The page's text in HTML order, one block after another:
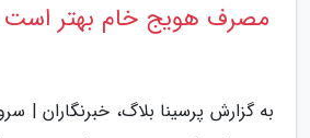
مصرف هویج خام بهتر است
به گزارش پرسینا بلاگ، خبرنگاران